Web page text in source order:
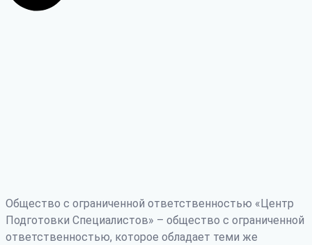
Общество с ограниченной ответственностью «Центр
Подготовки Специалистов» – общество с ограниченной
ответственностью, которое обладает теми же